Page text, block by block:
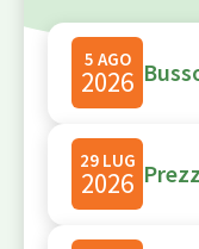
5 AGO
2026
29 LUG
2026